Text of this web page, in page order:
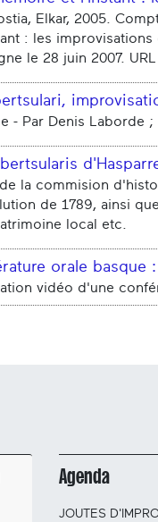
Elkar, 2005.
: les
le 28 juin 2007.
- Par Denis Laborde
la commision
de 1789, ainsi
local etc.
orale basque
vidéo d'une
Agenda
JOUTES